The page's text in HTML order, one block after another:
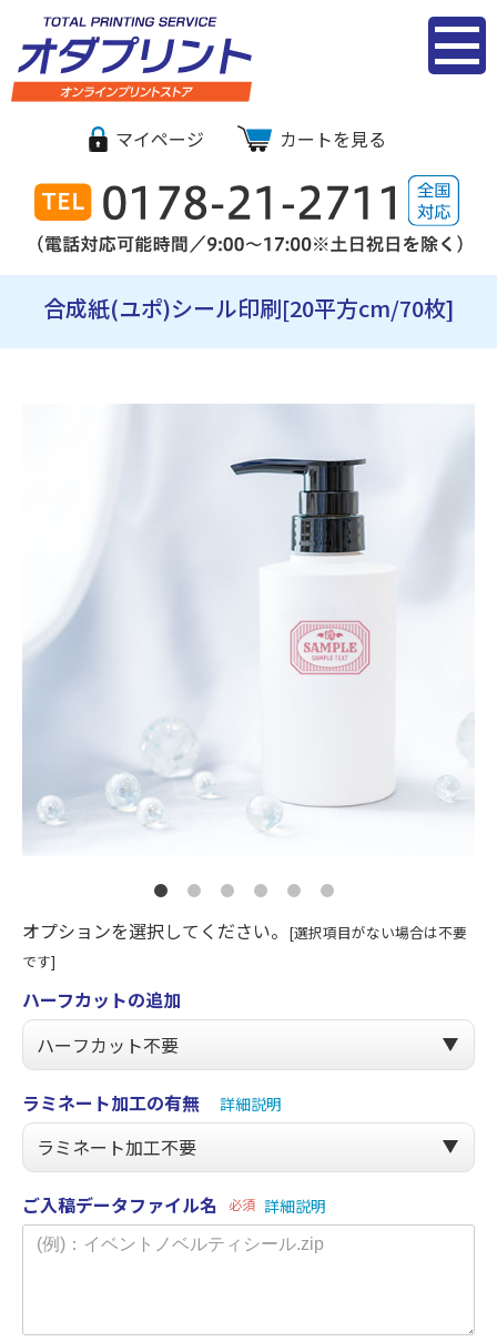
シール・ステ
ッカー印刷｜
オダプリント
オンライン
マイページ カートを見る
合成紙(ユポ)シール印刷[20平方cm/70枚]
オプションを選択してください。 [選択項目がない場合は不要
です]
ハーフカットの追加
ラミネート加工の有無 詳細説明
ご入稿データファイル名 必須 詳細説明